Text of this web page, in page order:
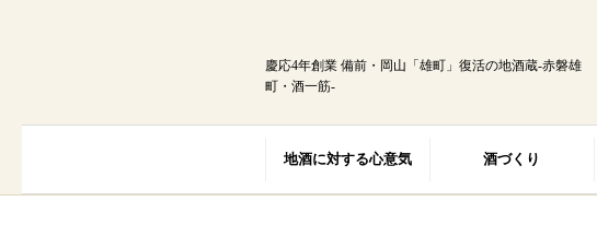
慶応4年創業 備前・岡山「雄町」復活の地酒蔵-赤磐雄
町・酒一筋-
地酒に対する心意気 酒づくり